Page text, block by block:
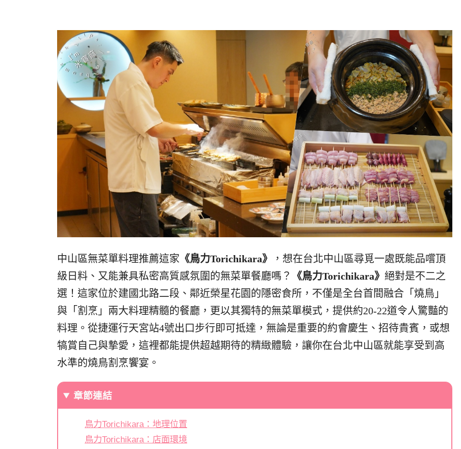
中山區無菜單料理推薦這家 《鳥力Torichikara》
，想在台北中山區尋覓一處既能品嚐頂
級日料、又能兼具私密高質感氛圍的無菜單餐廳嗎？
《鳥力Torichikara》 絕對是不二之
選！這家位於建國北路二段、鄰近榮星花園的隱密食所，不僅是全台首間融合「燒鳥」
與「割烹」兩大料理精髓的餐廳，更以其獨特的無菜單模式，提供約20-22道令人驚豔的
料理。從捷運行天宮站4號出口步行即可抵達，無論是重要的約會慶生、招待貴賓，或想
犒賞自己與摯愛，這裡都能提供超越期待的精緻體驗，讓你在台北中山區就能享受到高
水準的燒鳥割烹饗宴。
章節連結
鳥力Torichikara：地理位置
鳥力Torichikara：店面環境